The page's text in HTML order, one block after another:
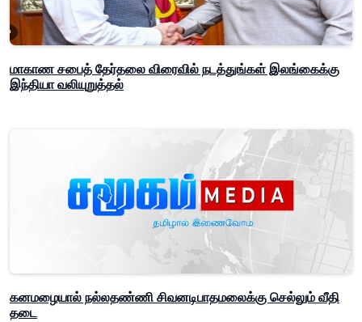
மாகாண சபைத் தேர்தலை விரைவில் நடத்துங்கள் இலங்கைக்கு
இந்தியா வலியுறுத்தல்
கனமழையால் நல்லதண்ணி சிவனடிபாதமலைக்கு செல்லும் வீதி
தடை